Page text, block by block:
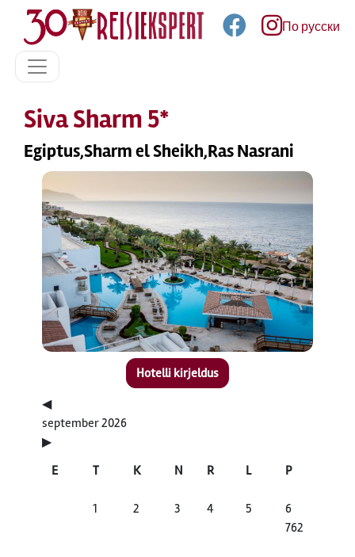
По русски
Siva Sharm 5*
Egiptus,Sharm el Sheikh,Ras Nasrani
Previous Next
Hotelli kirjeldus
◀
september 2026
▶
E
T K N R L P
1 2 3 4 5
6
762